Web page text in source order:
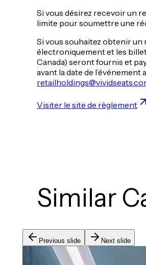
Si vous désirez recevoir un
limite pour soumettre une
Si vous souhaitez obtenir
électroniquement et les
Canada) seront fournis et
avant la date de
Visiter le site de règlement
Similar
Previous slide Next slide